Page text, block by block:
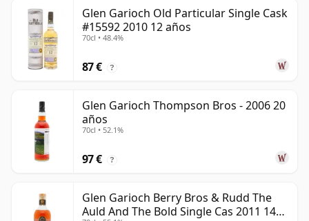
Glen Garioch Old Particular Single Cask
#15592 2010 12 años
70cl • 48.4%
87 € ?
Glen Garioch Thompson Bros - 2006 20
años
70cl • 52.1%
97 € ?
Glen Garioch Berry Bros & Rudd The
Auld And The Bold Single Cas 2011 14